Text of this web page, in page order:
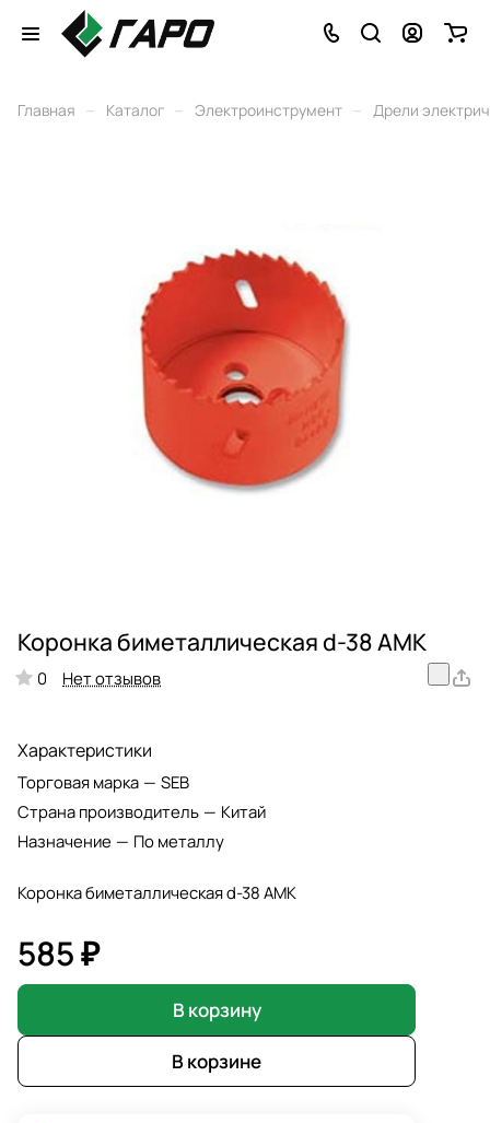
Главная – Каталог – Электроинструмент – Дрели
Коронка биметаллическая d-38 АМК
0 Нет отзывов
Характеристики
Торговая марка — SEB
Страна производитель — Китай
Назначение — По металлу
Коронка биметаллическая d-38 АМК
585 ₽
В корзину
В корзине